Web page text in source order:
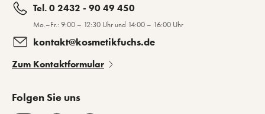
Tel. 0 2432 - 90 49 450
Mo.–Fr.: 9:00 – 12:30 Uhr und 14:00 – 16:00 Uhr
kontakt@kosmetikfuchs.de
Zum Kontaktformular
Folgen Sie uns